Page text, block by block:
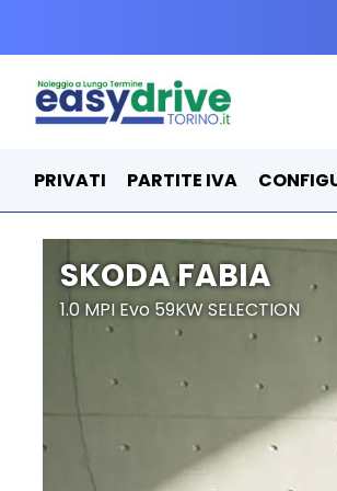
PRIVATI PARTITE IVA
SKODA FABIA
1.0 MPI Evo 59KW SELECTION